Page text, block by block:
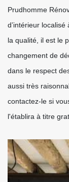
Prudhomme
d’intérieur
la qualité, il est le
changement de
dans le respect
aussi très
contactez-le si
l'établira à titre